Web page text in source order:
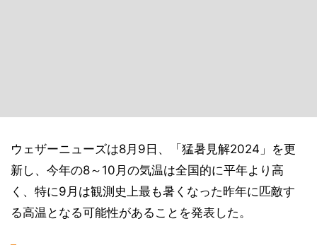
ウェザーニューズは8月9日、「猛暑見解2024」を更
新し、今年の8～10月の気温は全国的に平年より高
く、特に9月は観測史上最も暑くなった昨年に匹敵す
る高温となる可能性があることを発表した。